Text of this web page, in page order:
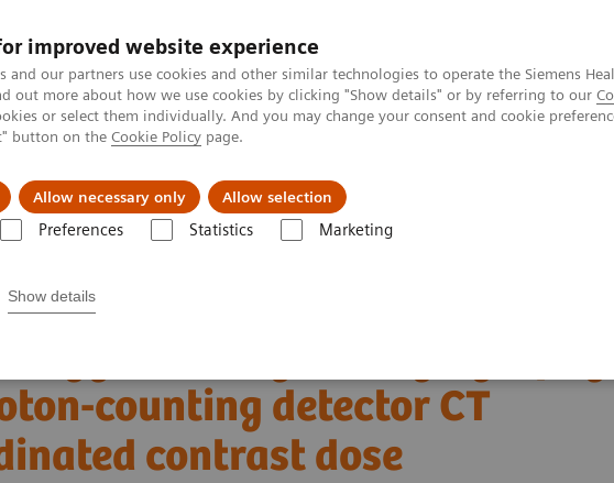
improved website experience
and our partners use cookies and other similar technologies to operate the Siemens
out more about how we use cookies by clicking "Show details" or by referring to our
or select them individually. And you may change your consent and cookie
button on the Cookie Policy page.
Allow necessary only Allow selection
Preferences Statistics Marketing
Show details
галузі Підтримка та документація
dual-source photon-counting detector CT scanner at low iodinated contrast dose
coronary CT angiography
counting detector CT
contrast dose